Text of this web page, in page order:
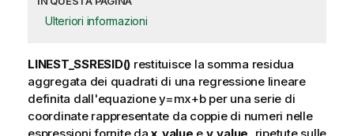
Ulteriori informazioni
LINEST_SSRESID() restituisce la somma residua
aggregata dei quadrati di una regressione lineare
definita dall'equazioney=mx+bper una serie di
coordinate rappresentate da coppie di numeri nelle